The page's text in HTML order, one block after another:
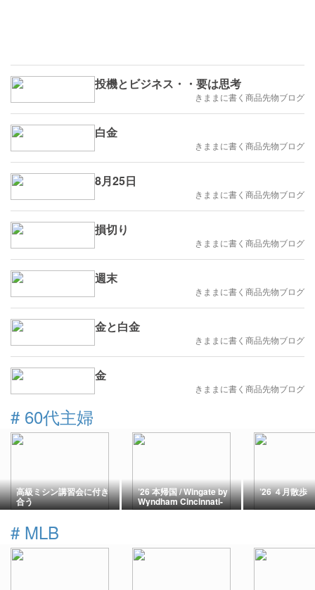
投機とビジネス・・要は思考
きままに書く商品先物ブログ
白金
きままに書く商品先物ブログ
8月25日
きままに書く商品先物ブログ
損切り
きままに書く商品先物ブログ
週末
きままに書く商品先物ブログ
金と白金
きままに書く商品先物ブログ
金
きままに書く商品先物ブログ
# 60代主婦
高級ミシン講習会に付き
合う
’26 本帰国 / Wingate by
Wyndham Cincinnati-
Blue Ash
’26 ４月散歩
# MLB